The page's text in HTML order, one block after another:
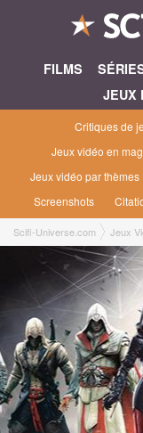
FILMS
JEUX
Critiques de
Jeux vidéo en
Jeux vidéo par thèmes
Screenshots
Scifi-Universe.com Jeux
Assassin's Creed :